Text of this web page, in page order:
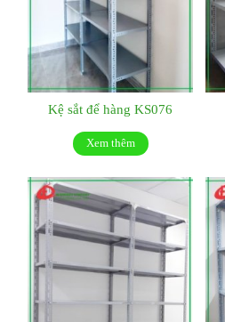
Kệ sắt để hàng KS076
Xem thêm